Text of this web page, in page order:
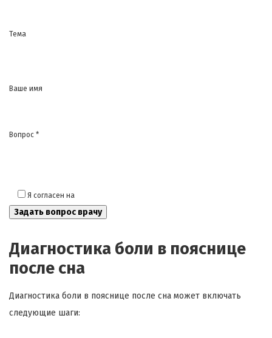
Тема
Ваше имя
Вопрос *
Я согласен на
Диагностика боли в пояснице
после сна
Диагностика боли в пояснице после сна может включать
следующие шаги: